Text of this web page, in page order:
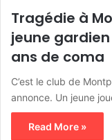
Tragédie à
jeune
ans de coma
C’est le club de
annonce. Un jeune
Read More »